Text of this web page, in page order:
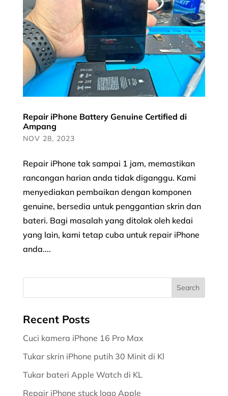
Repair iPhone Battery Genuine Certified di
Ampang
NOV 28, 2023
Repair iPhone tak sampai 1 jam, memastikan
rancangan harian anda tidak diganggu. Kami
menyediakan pembaikan dengan komponen
genuine, bersedia untuk penggantian skrin dan
bateri. Bagi masalah yang ditolak oleh kedai
yang lain, kami tetap cuba untuk repair iPhone
anda....
Recent Posts
Cuci kamera iPhone 16 Pro Max
Tukar skrin iPhone putih 30 Minit di Kl
Tukar bateri Apple Watch di KL
Repair iPhone stuck logo Apple